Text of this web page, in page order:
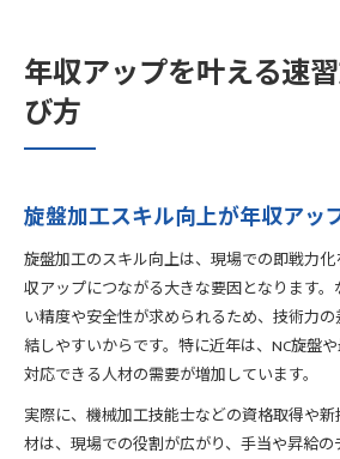
年収アップを叶える速
び方
旋盤加工スキル向上が年収アッ
旋盤加工のスキル向上は、現場での即戦力
収アップにつながる大きな要因となります
い精度や安全性が求められるため、技術力
結しやすいからです。特に近年は、NC旋盤
対応できる人材の需要が増加しています。
実際に、機械加工技能士などの資格取得や
材は、現場での役割が広がり、手当や昇給の